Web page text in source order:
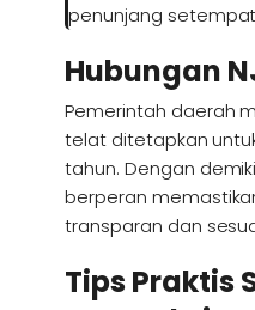
penunjang
Hubungan
Pemerintah daerah
telat ditetapkan
tahun. Dengan
berperan
transparan dan
Tips Praktis